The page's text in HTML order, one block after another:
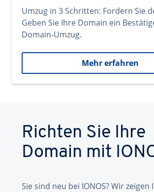
Umzug in 3 Schritten: Fordern Sie
Geben Sie Ihre Domain ein
Domain-Umzug.
Mehr erfahren
Richten Sie Ihre
Domain mit
Sie sind neu bei IONOS? Wir zeigen